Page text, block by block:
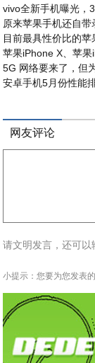
vivo全新手机曝光，
原来苹果手机还自
目前最具性价比的
苹果iPhone X、苹
5G 网络要来了，但
安卓手机5月份性能
网友评论
请文明发言，还可以
小提示：您要为您发表